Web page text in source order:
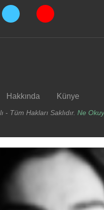
Hakkında Künye
Tüm Hakları Saklıdır. Ne